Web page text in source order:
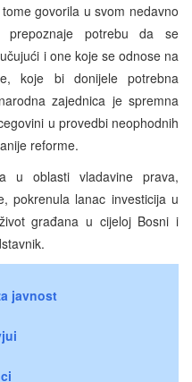
govorila u svom nedavno
prepoznaje potrebu da se
i one koje se odnose na
koje bi donijele potrebna
zajednica je spremna
u provedbi neophodnih
reforme.
u oblasti vladavine prava,
pokrenula lanac investicija u
građana u cijeloj Bosni i
javnost